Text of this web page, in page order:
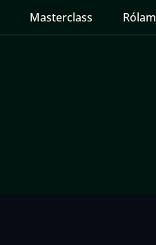
Masterclass Rólam